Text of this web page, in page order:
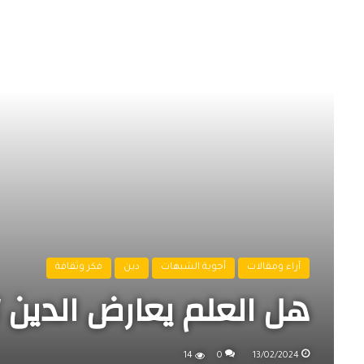
آراء ومقالات أجوبة الشبهات دين فكر وثقافة
هل العلم يعارض
13/02/2024
0
14